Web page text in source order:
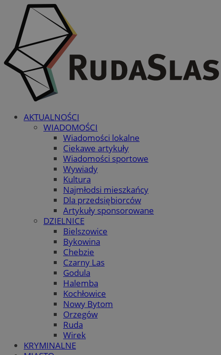
AKTUALNOŚCI
WIADOMOŚCI
Wiadomości lokalne
Ciekawe artykuły
Wiadomości sportowe
Wywiady
Kultura
Najmłodsi mieszkańcy
Dla przedsiębiorców
Artykuły sponsorowane
DZIELNICE
Bielszowice
Bykowina
Chebzie
Czarny Las
Godula
Halemba
Kochłowice
Nowy Bytom
Orzegów
Ruda
Wirek
KRYMINALNE